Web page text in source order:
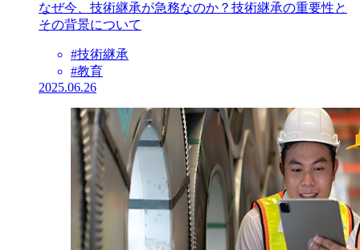
なぜ今、技術継承が急務なのか？技術継承の重要性と
その背景について
#技術継承
#教育
2025.06.26